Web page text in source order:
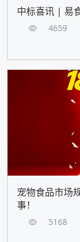
中标喜讯 | 易
4659
宠物食品市场
事！
5168